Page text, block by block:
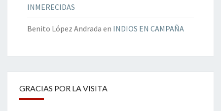
INMERECIDAS
Benito López Andrada en INDIOS EN CAMPAÑA
GRACIAS POR LA VISITA